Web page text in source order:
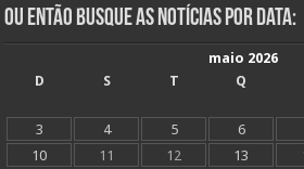
Ou Então Busque as Notícias Por Data:
maio 2026
D
S T Q
3
4 5 6
10
11 12 13